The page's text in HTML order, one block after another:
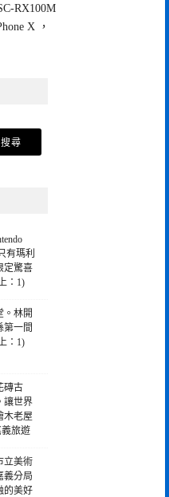
RX100M
X ，
有瑪利
定驚喜
：1)
。林開
第一間
：1)
磚古
讓世界
木老屋
旅遊
立美術
義分局
的美好